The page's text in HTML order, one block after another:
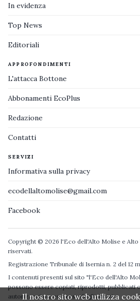
In evidenza
Top News
Editoriali
APPROFONDIMENTI
L'attacca Bottone
Abbonamenti EcoPlus
Redazione
Contatti
SERVIZI
Informativa sulla privacy
ecodellaltomolise@gmail.com
Facebook
Copyright © 2026 l'Eco dell'Alto Molise e Alto
riservati.
Registrazione Tribunale di Isernia n. 2 del 12
I contenuti presenti sul sito "l'Eco dell'Alto
possono essere copiati, riprodotti, pubblicati
autorizzazione espressa degli autori.
Il nostro sito web utilizza